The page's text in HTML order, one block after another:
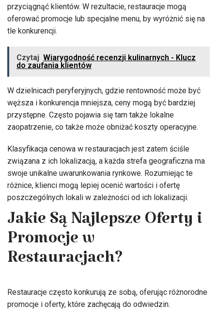
przyciągnąć klientów. W rezultacie, restauracje mogą
oferować promocje lub specjalne menu, by wyróżnić się na
tle konkurencji.
Czytaj Wiarygodność recenzji kulinarnych - Klucz
do zaufania klientów
W dzielnicach peryferyjnych, gdzie rentowność może być
węższa i konkurencja mniejsza, ceny mogą być bardziej
przystępne. Często pojawia się tam także lokalne
zaopatrzenie, co także może obniżać koszty operacyjne.
Klasyfikacja cenowa w restauracjach jest zatem ściśle
związana z ich lokalizacją, a każda strefa geograficzna ma
swoje unikalne uwarunkowania rynkowe. Rozumiejąc te
różnice, klienci mogą lepiej ocenić wartości i ofertę
poszczególnych lokali w zależności od ich lokalizacji.
Jakie Są Najlepsze Oferty i
Promocje w
Restauracjach?
Restauracje często konkurują ze sobą, oferując różnorodne
promocje i oferty, które zachęcają do odwiedzin.